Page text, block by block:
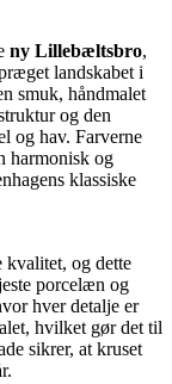
ny Lillebæltsbro,
landskabet i
smuk, håndmalet
og den
og hav. Farverne
harmonisk og
klassiske
kvalitet, og dette
porcelæn og
hver detalje er
hvilket gør det til
sikrer, at kruset